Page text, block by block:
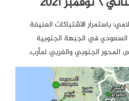
باستمرار الاشتباكات العنيفة
السعودي في الجبهة الجنوبية
الجنوبي والغربي لمأرب.